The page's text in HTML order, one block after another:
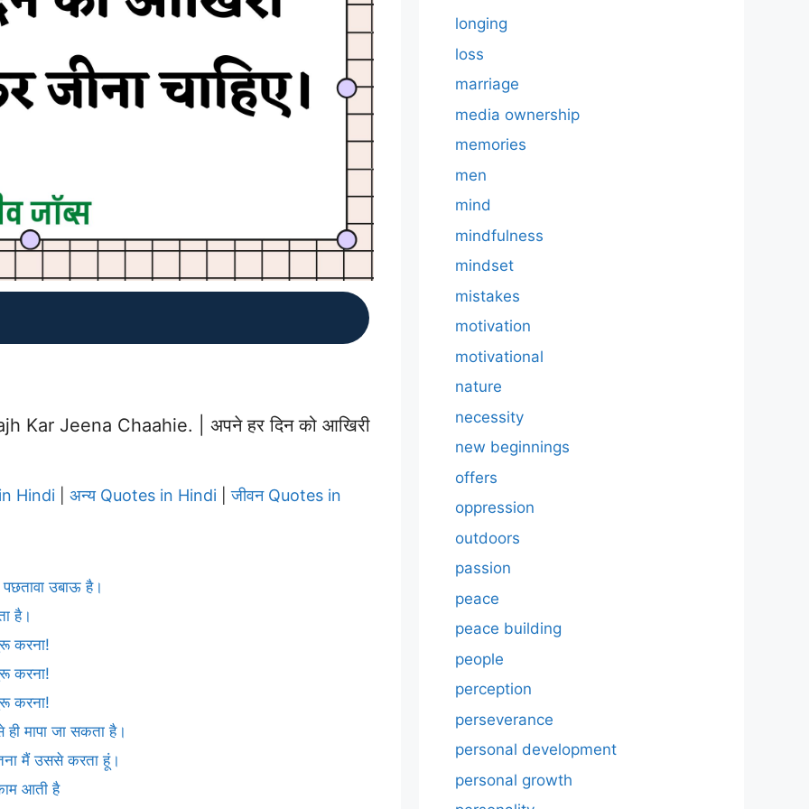
Kar Jeena Chaahie. | अपने हर दिन को आखिरी
Hindi अन्य Quotes in Hindi |जीवन Quotes in
उबाऊ है।
है।
करना!
करना!
करना!
मापा जा सकता है।
मैं उससे करता हूं।
आती है
longing
loss
marriage
media ownership
memories
men
mind
mindfulness
mindset
mistakes
motivation
motivational
nature
necessity
new beginnings
offers
oppression
outdoors
passion
peace
peace building
people
perception
perseverance
personal development
personal growth